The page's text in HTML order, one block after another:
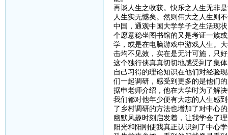
再谈人生之收获。快乐之人生无非
人生实无憾矣。然则伟大之人生则
中国，通观中国大学学子之生活现
个愿意稳坐图书馆的又是考证一族
学，或是在电脑游戏中游戏人生。
击均不见效，实在是无计可施，只
这个独行侠真真切切地感受到了集
自己习得的理论知识在他们对经验
们一起调研，感受到更多的是他们
据申老师介绍，他在大学时为了解
我们都对他年少便有大志的人生感
了乡村调研的方法也增加了对中心
幽默风趣时刻启发着，让我学会了
阳光和阳刚使我真正认识到了中心